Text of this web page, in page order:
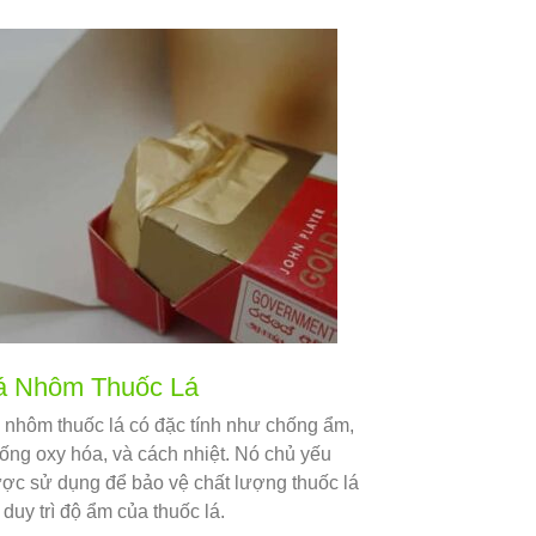
Nhôm Thuốc Lá
nhôm thuốc lá có đặc tính như chống ẩm,
oxy hóa, và cách nhiệt. Nó chủ yếu
sử dụng để bảo vệ chất lượng thuốc lá
trì độ ẩm của thuốc lá.